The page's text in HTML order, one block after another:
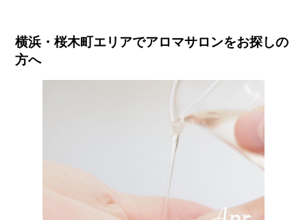
横浜・桜木町エリアでアロマサロンをお探しの
方へ